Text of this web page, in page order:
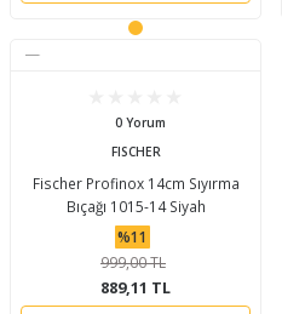
0 Yorum
FISCHER
Fischer Profinox 14cm Sıyırma
Bıçağı 1015-14 Siyah
%11
999,00 TL
889,11 TL